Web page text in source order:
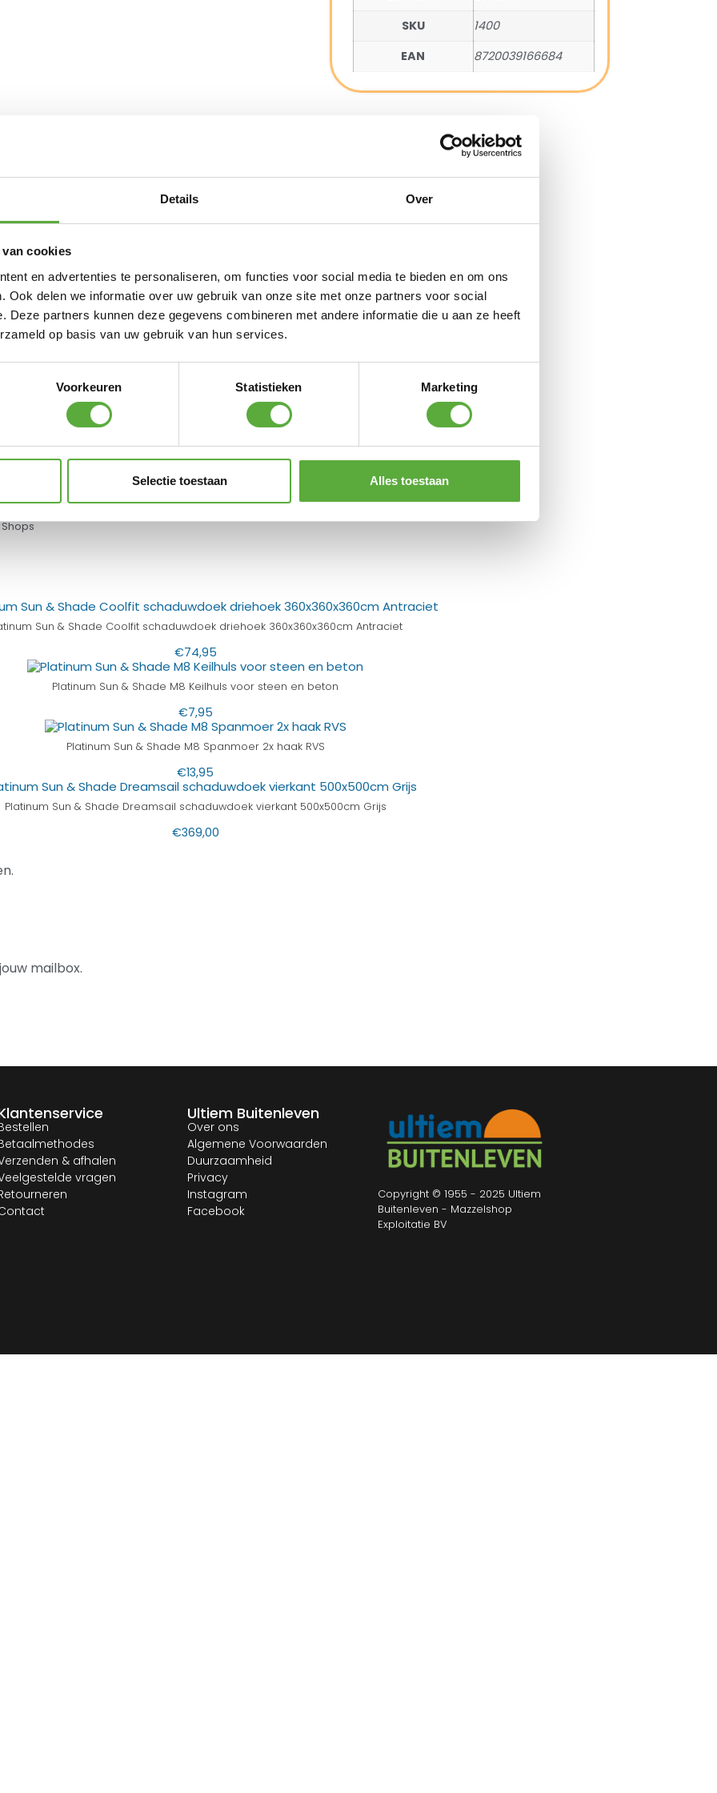
Details Over
cookies
en advertenties te personaliseren, om functies voor social media te bieden en om ons
Ook delen we informatie over uw gebruik van onze site met onze partners voor social
Deze partners kunnen deze gegevens combineren met andere informatie die u aan ze heeft
op basis van uw gebruik van hun services.
Voorkeuren Statistieken Marketing
Selectie toestaan Alles toestaan
op je terras met het Coolfit
doek geeft een aangenaam, ruimtelijk
en winddoorlatend.
UV-stralen; tot 95% UV protectie.
baleinen, staalkabels, touw en spanners
montagehandleiding en de
worden.
of maak gebruik van de beschermhoes.
SKU
1400
EAN
8720039166684
Sun & Shade Coolfit schaduwdoek driehoek 360x360x360cm Antraciet
€74,95
Platinum Sun & Shade M8 Keilhuls voor steen en beton
€7,95
Platinum Sun & Shade M8 Spanmoer 2x haak RVS
€13,95
Platinum Sun & Shade Dreamsail schaduwdoek vierkant 500x500cm Grijs
€369,00
mailbox.
& afhalen
vragen
Ultiem Buitenleven
Over ons
Algemene Voorwaarden
Duurzaamheid
Privacy
Instagram
Facebook
Copyright © 1955 - 2025 Ultiem
Buitenleven - Mazzelshop
Exploitatie BV